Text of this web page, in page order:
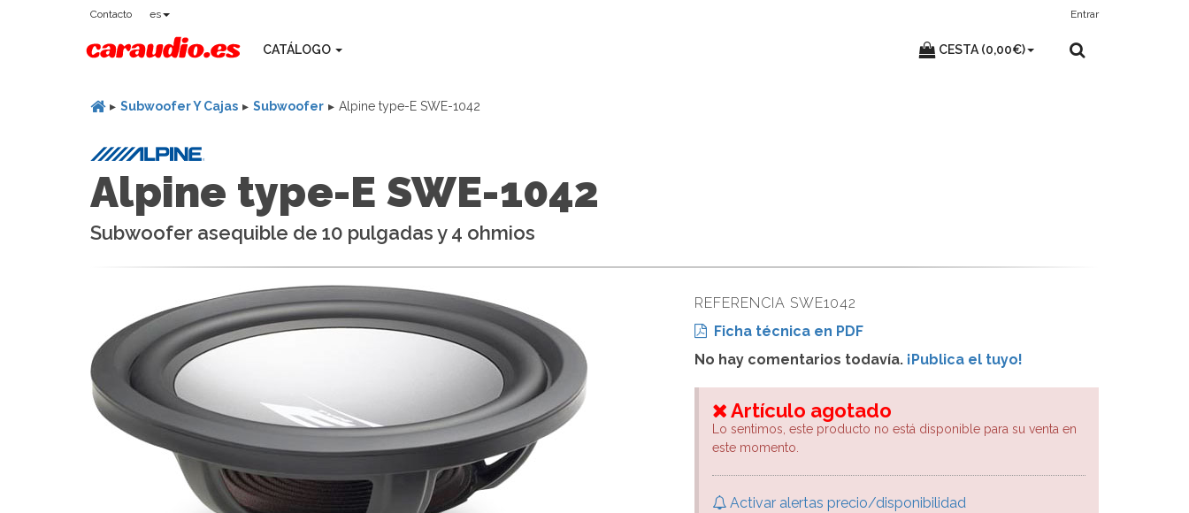
Contacto es Entrar
CATÁLOGO CESTA (0,00€)
Subwoofer Y Cajas Subwoofer Alpine type-E SWE-1042
Alpine type-E SWE-1042
Subwoofer asequible de 10 pulgadas y 4 ohmios
REFERENCIA SWE1042
Ficha técnica en PDF
No hay comentarios todavía. ¡Publica el tuyo!
Artículo agotado
Lo sentimos, este producto no está disponible para su venta en
este momento.
Activar alertas precio/disponibilidad